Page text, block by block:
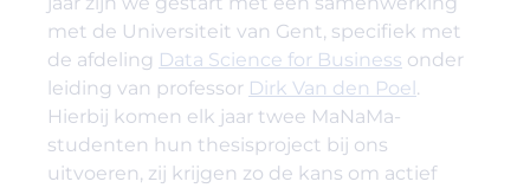
met de Universiteit van Gent, specifiek met
de afdeling Data Science for Business onder
leiding van professor Dirk Van den Poel.
Hierbij komen elk jaar twee MaNaMa-
studenten hun thesisproject bij ons
uitvoeren, zij krijgen zo de kans om actief